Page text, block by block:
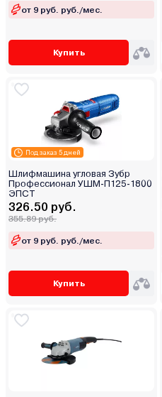
от 9 руб. руб./мес.
Купить
Под заказ 5 дней
Шлифмашина угловая Зубр
Профессионал УШМ-П125-1800
ЭПСТ
326.50 руб.
355.89 руб.
от 9 руб. руб./мес.
Купить